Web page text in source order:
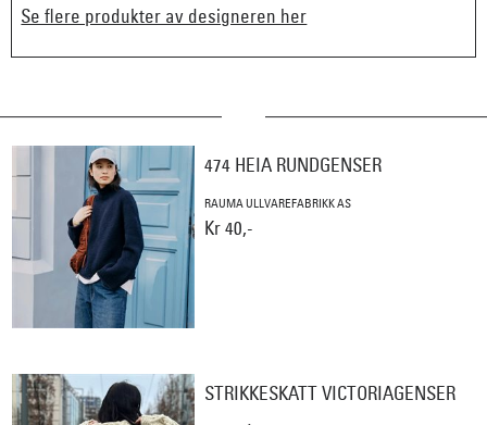
Se flere produkter av designeren her
474 HEIA RUNDGENSER
RAUMA ULLVAREFABRIKK AS
Kr 40,-
STRIKKESKATT VICTORIAGENSER